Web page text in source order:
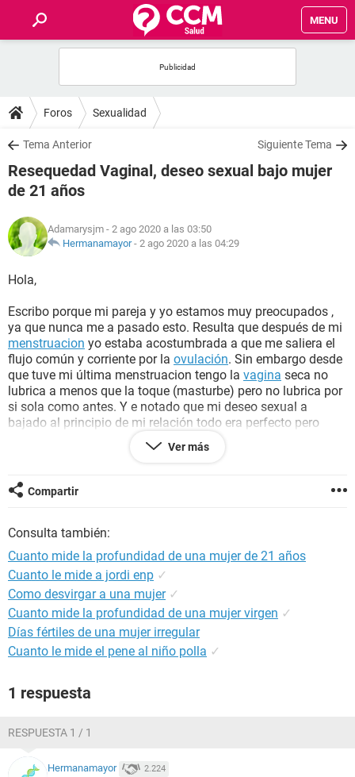
MENU
FOROS
SALUD
FAMILIA
NUTRICIÓN
SEXUALIDAD
GLOSARIO
Foros Sexualidad
Tema Anterior Siguiente Tema
Resequedad Vaginal, deseo sexual bajo mujer
de 21 años
Adamarysjm - 2 ago 2020 a las 03:50
Hermanamayor- 2 ago 2020 a las 04:29
Hola,
Escribo porque mi pareja y yo estamos muy preocupados ,
ya que nunca me a pasado esto. Resulta que después de mi
menstruacion yo estaba acostumbrada a que me saliera el
flujo común y corriente por la ovulación. Sin embargo desde
que tuve mi última menstruacion tengo la vagina seca no
lubrica a menos que la toque (masturbe) pero no lubrica por
si sola como antes. Y e notado que mi deseo sexual a
bajado al principio de mi relación todo era perfecto pero
después fui notando bajo
apetito
sexual, siempre es mi
pareja el que inicia. Y ya que tengo resequedad se me hace
Quisiera saber que puede ser y si hay algún tratamiento para
eso.
Gracias
Ver más
Compartir
Consulta también:
Cuanto mide la profundidad de una mujer de 21 años
Cuanto le mide a jordi enp ✓
Como desvirgar a una mujer ✓
Cuanto mide la profundidad de una mujer virgen ✓
Días fértiles de una mujer irregular
Cuanto le mide el pene al niño polla ✓
1 respuesta
RESPUESTA 1 / 1
Hermanamayor 2.224